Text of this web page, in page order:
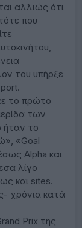
αλλιώς ότι
που
του υπήρξε
το πρώτο
των
ήταν το
«Goal
Alpha και
λίγο
και sites.
χρόνια κατά
Prix της